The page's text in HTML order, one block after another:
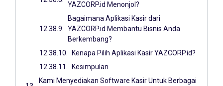
YAZCORP.id Menonjol?
Bagaimana Aplikasi Kasir dari
YAZCORP.id Membantu Bisnis Anda
Berkembang?
Kenapa Pilih Aplikasi Kasir YAZCORP.id?
Kesimpulan
Kami Menyediakan Software Kasir Untuk Berbagai